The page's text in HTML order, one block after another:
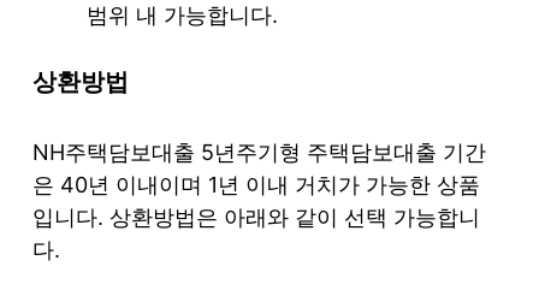
범위 내 가능합니다.
상환방법
NH주택담보대출 5년주기형 주택담보대출 기간
은 40년 이내이며 1년 이내 거치가 가능한 상품
입니다. 상환방법은 아래와 같이 선택 가능합니
다.